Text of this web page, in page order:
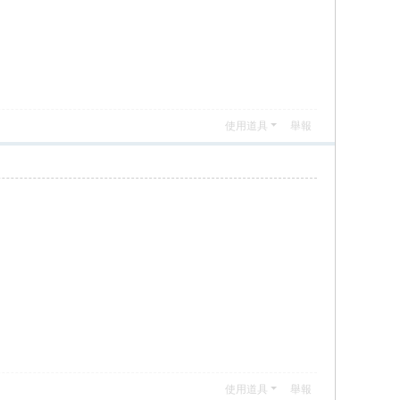
使用道具 舉報
使用道具 舉報